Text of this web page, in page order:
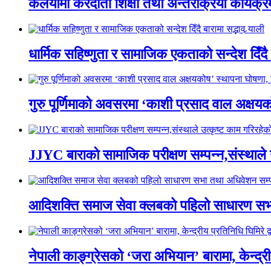
कलैयामा करदाता शिक्षा तथा अन्तरक्रिया
धार्मिक सहिष्णुता र सामाजिक एकताको सन्देश दिँदै
गुरु पूर्णिमाको अवसरमा ‘काशी प्रसाद वाल
JJYC बाराको सामाजिक परीक्षण
आदिशक्ति समाज सेवा क्लबको पहिलो साधारण
नेपाली काङ्ग्रेसको ‘जरा अभियान’ बारामा,